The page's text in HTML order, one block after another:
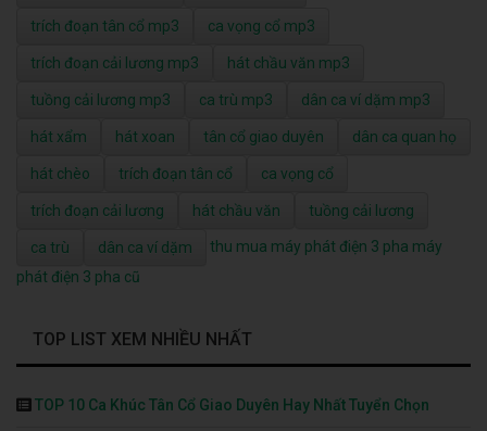
trích đoạn tân cổ mp3 ca vọng cổ mp3
trích đoạn cải lương mp3 hát chầu văn mp3
tuồng cải lương mp3 ca trù mp3 dân ca ví dặm mp3
hát xẩm hát xoan tân cổ giao duyên dân ca quan họ
hát chèo trích đoạn tân cổ ca vọng cổ
trích đoạn cải lương hát chầu văn tuồng cải lương
ca trù dân ca ví dặm thu mua máy phát điện 3 pha máy
phát điện 3 pha cũ
TOP LIST XEM NHIỀU NHẤT
TOP 10 Ca Khúc Tân Cổ Giao Duyên Hay Nhất Tuyển Chọn